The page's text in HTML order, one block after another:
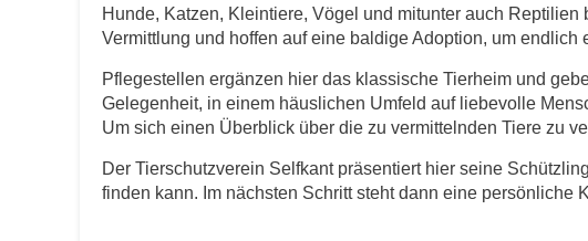
Hunde, Katzen, Kleintiere, Vögel und mitunter auch
Vermittlung und hoffen auf eine baldige Adoption, um endlich
Pflegestellen ergänzen hier das klassische Tierheim und
Gelegenheit, in einem häuslichen Umfeld auf liebevolle
Um sich einen Überblick über die zu vermittelnden Tiere zu
Der Tierschutzverein Selfkant präsentiert hier seine
finden kann. Im nächsten Schritt steht dann eine persönliche